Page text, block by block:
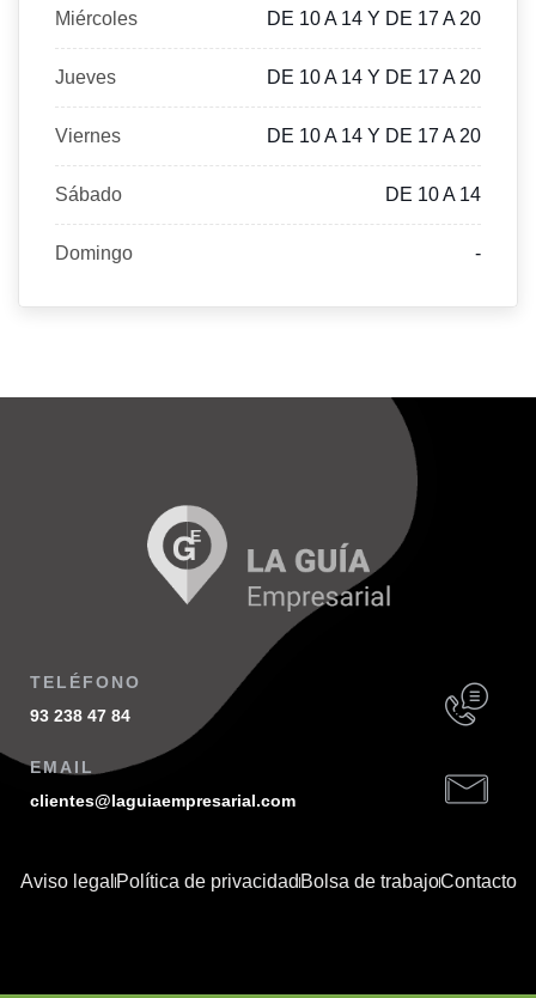
Miércoles DE 10 A 14 Y DE 17 A 20
Jueves DE 10 A 14 Y DE 17 A 20
Viernes DE 10 A 14 Y DE 17 A 20
Sábado DE 10 A 14
Domingo -
TELÉFONO
93 238 47 84
EMAIL
clientes@laguiaempresarial.com
Aviso legal Política de privacidadBolsa de trabajoContacto